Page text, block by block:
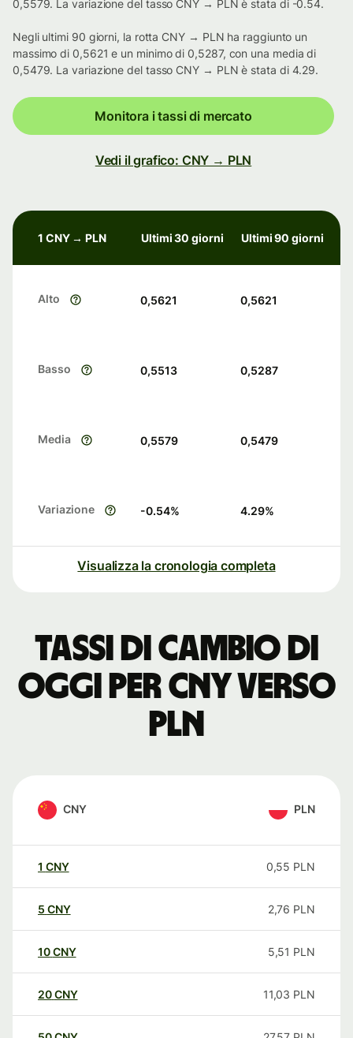
0,5579. La variazione del tasso CNY → PLN è stata di -0.54.
Negli ultimi 90 giorni, la rotta CNY → PLN ha raggiunto un
massimo di 0,5621 e un minimo di 0,5287, con una media di
0,5479. La variazione del tasso CNY → PLN è stata di 4.29.
Monitora i tassi di mercato
Vedi il grafico: CNY → PLN
1 CNY → PLN Ultimi 30 giorni Ultimi 90 giorni
Alto 0,5621 0,5621
Basso 0,5513 0,5287
Media 0,5579 0,5479
Variazione -0.54% 4.29%
Visualizza la cronologia completa
Tassi di cambio di
oggi per CNY verso
PLN
CNY PLN
1 CNY 0,55 PLN
5 CNY 2,76 PLN
10CNY 5,51 PLN
20CNY 11,03 PLN